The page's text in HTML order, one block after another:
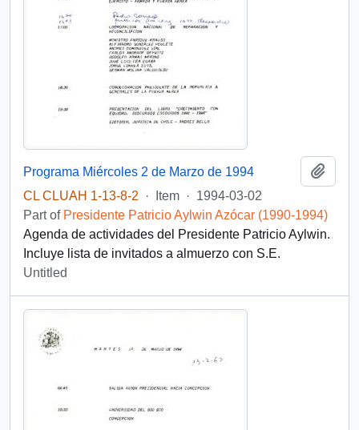
Programa Miércoles 2 de Marzo de 1994
CL CLUAH 1-13-8-2
· Item · 1994-03-02
Part of Presidente Patricio Aylwin Azócar (1990-1994)
Agenda de actividades del Presidente Patricio Aylwin.
Incluye lista de invitados a almuerzo con S.E.
Untitled